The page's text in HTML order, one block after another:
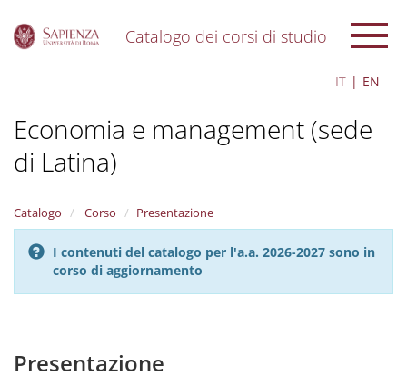
Catalogo dei corsi di studio
IT EN
Economia e management (sede
di Latina)
Catalogo Corso Presentazione
I contenuti del catalogo per l'a.a. 2026-2027 sono in
corso di aggiornamento
Presentazione